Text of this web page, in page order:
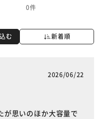
0件
む 新着順
2026/06/22
が思いのほか大容量で